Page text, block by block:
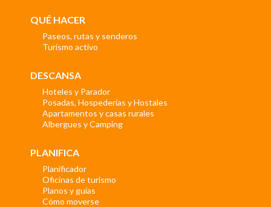
QUÉ HACER
Paseos, rutas y senderos
Turismo activo
DESCANSA
Hoteles y Parador
Posadas, Hospederías y Hostales
Apartamentos y casas rurales
Albergues y Camping
PLANIFICA
Planificador
Oficinas de turismo
Planos y guías
Cómo moverse